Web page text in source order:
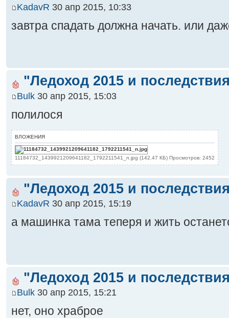
KadavR 30 апр 2015, 10:33
завтра спадать должна начать. или
"Ледоход 2015 и
Bulk 30 апр 2015, 15:03
полилося
ВЛОЖЕНИЯ
11184732_1439921209641182_1792211541_n.jpg (142.47 КБ) Просмотров: 2452
"Ледоход 2015 и
KadavR 30 апр 2015, 15:19
а машинка тама теперя и жить
"Ледоход 2015 и
Bulk 30 апр 2015, 15:21
нет, оно храброе